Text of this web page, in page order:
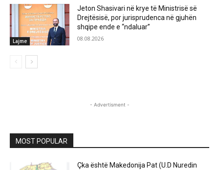
Lajme
Jeton Shasivari në krye të Ministrisë së
Drejtësisë, por jurisprudenca në gjuhën
shqipe ende e “ndaluar”
08.08.2026
- Advertisment -
MOST POPULAR
Çka është Makedonija Pat (U.D Nuredin